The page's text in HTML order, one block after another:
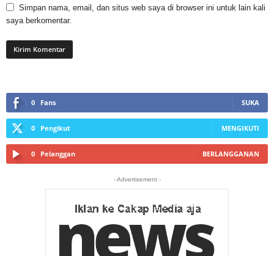
Simpan nama, email, dan situs web saya di browser ini untuk lain kali
saya berkomentar.
0 Fans SUKA
0 Pengikut MENGIKUTI
0 Pelanggan BERLANGGANAN
- Advertisement -